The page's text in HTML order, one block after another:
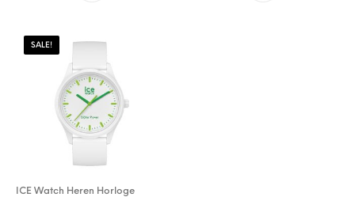
SALE!
ICE Watch Heren Horloge